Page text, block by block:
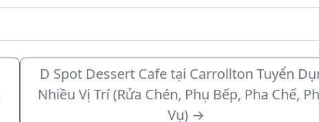
D Spot Dessert Cafe tại Carrollton Tuyển
Nhiều Vị Trí (Rửa Chén, Phụ Bếp, Pha Chế,
Vụ) →